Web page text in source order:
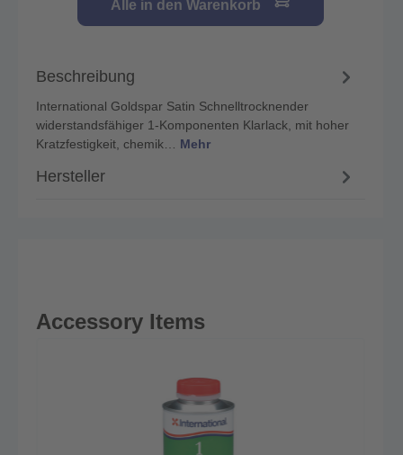
Alle in den Warenkorb
Beschreibung
International Goldspar Satin Schnelltrocknender
widerstandsfähiger 1-Komponenten Klarlack, mit hoher
Kratzfestigkeit, chemik… Mehr
Hersteller
Accessory Items